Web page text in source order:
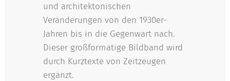
und architektonischen
Veränderungen von den 1930er-
Jahren bis in die Gegenwart nach.
Dieser großformatige Bildband wird
durch Kurztexte von Zeitzeugen
ergänzt.